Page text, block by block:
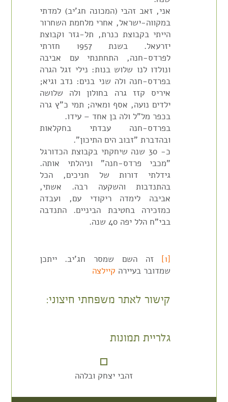
אני, זאב זהבי (המכונה חג'יב) למדתי
במקווה-ישראל, אחרי מלחמת השחרור
הייתי בקבוצת כנרת, תל-גזר וקבוצת
יזרעאל. בשנת 1957 חזרתי
לפרדס-חנה, התחתנתי עם אביבה
ונולדו לנו שלוש בנות: נילי זגל הגרה
בפרדס-חנה ולה שני בנים: נדב וגיא;
איריס קזז גרה בחולון ולה שלושה
ילדים נועה, אסף ומאיה; תמי כ"ץ גרה
בכפר מל"ל ולה בן אחד – עידו.
בפרדס-חנה עבדתי בחקלאות
ובהדברת "זבוב הים התיכון".
כ- 30 שנה שיחקתי בקבוצת הכדורגל
"מכבי פרדס-חנה" וניהלתי אותה.
גידלתי דורות של חניכים, הכל
בהתנדבות והשקעה רבה. אשתי,
אביבה לימדה ריקודי עם, ועבדה
כמזכירה בחטיבת הביניים. התנדבה
בבי"ח הלל יפה 40 שנה.
[1]
זה השם שמסר חג'יב. ייתכן
שמדובר בעיירה קיילצה
קישור לאתר משפחתי חיצוני:
גלריית תמונות
זהבי יצחק ובלהה